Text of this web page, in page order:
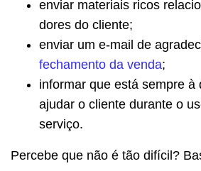
enviar materiais ricos
dores do cliente;
enviar um e-mail de
fechamento da venda;
informar que está sempre à
ajudar o cliente durante o
serviço.
Percebe que não é tão difícil?